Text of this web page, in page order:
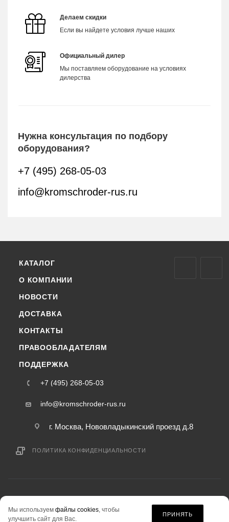
Делаем скидки
Если вы найдете условия лучше наших
Официальный дилер
Мы поставляем оборудование на условиях
дилерства
Нужна консультация по подбору
оборудования?
+7 (495) 268-05-03
info@kromschroder-rus.ru
КАТАЛОГ
О КОМПАНИИ
НОВОСТИ
ДОСТАВКА
КОНТАКТЫ
ПРАВООБЛАДАТЕЛЯМ
ПОДДЕРЖКА
+7 (495) 268-05-03
info@kromschroder-rus.ru
г. Москва, Нововладыкинский проезд д.8
ПОЛИТИКА КОНФИДЕНЦИАЛЬНОСТИ
информация на сайте «kromschroder-rus.ru» не является публичной офертой.
Мы используем файлы cookies, чтобы
улучшить сайт для Вас.
ПРИНЯТЬ